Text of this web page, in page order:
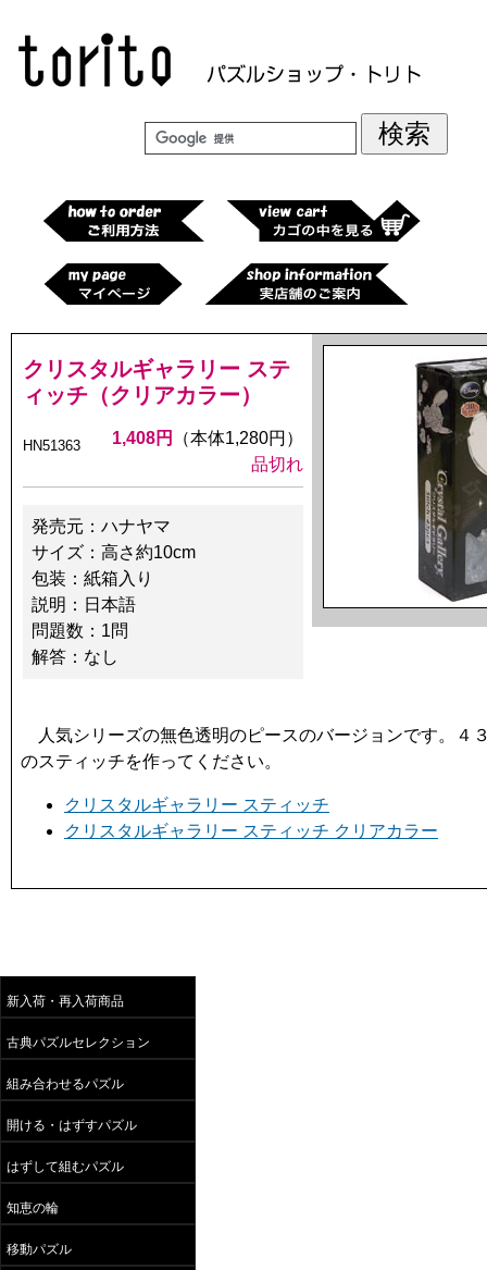
クリスタルギャラリー ステ
ィッチ（クリアカラー）
HN51363 1,408円
（本体1,280円）
品切れ
発売元：ハナヤマ
サイズ：高さ約10cm
包装：紙箱入り
説明：日本語
問題数：1問
解答：なし
人気シリーズの無色透明のピースのバージョンです。４
のスティッチを作ってください。
クリスタルギャラリー スティッチ
クリスタルギャラリー スティッチ クリアカラー
新入荷・再入荷商品
古典パズルセレクション
組み合わせるパズル
開ける・はずすパズル
はずして組むパズル
知恵の輪
移動パズル